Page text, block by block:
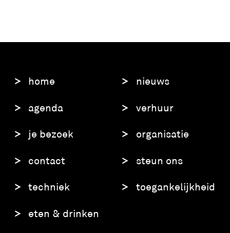
home
agenda
je bezoek
contact
techniek
eten & drinken
nieuws
verhuur
organisatie
steun ons
toegankelijkheid